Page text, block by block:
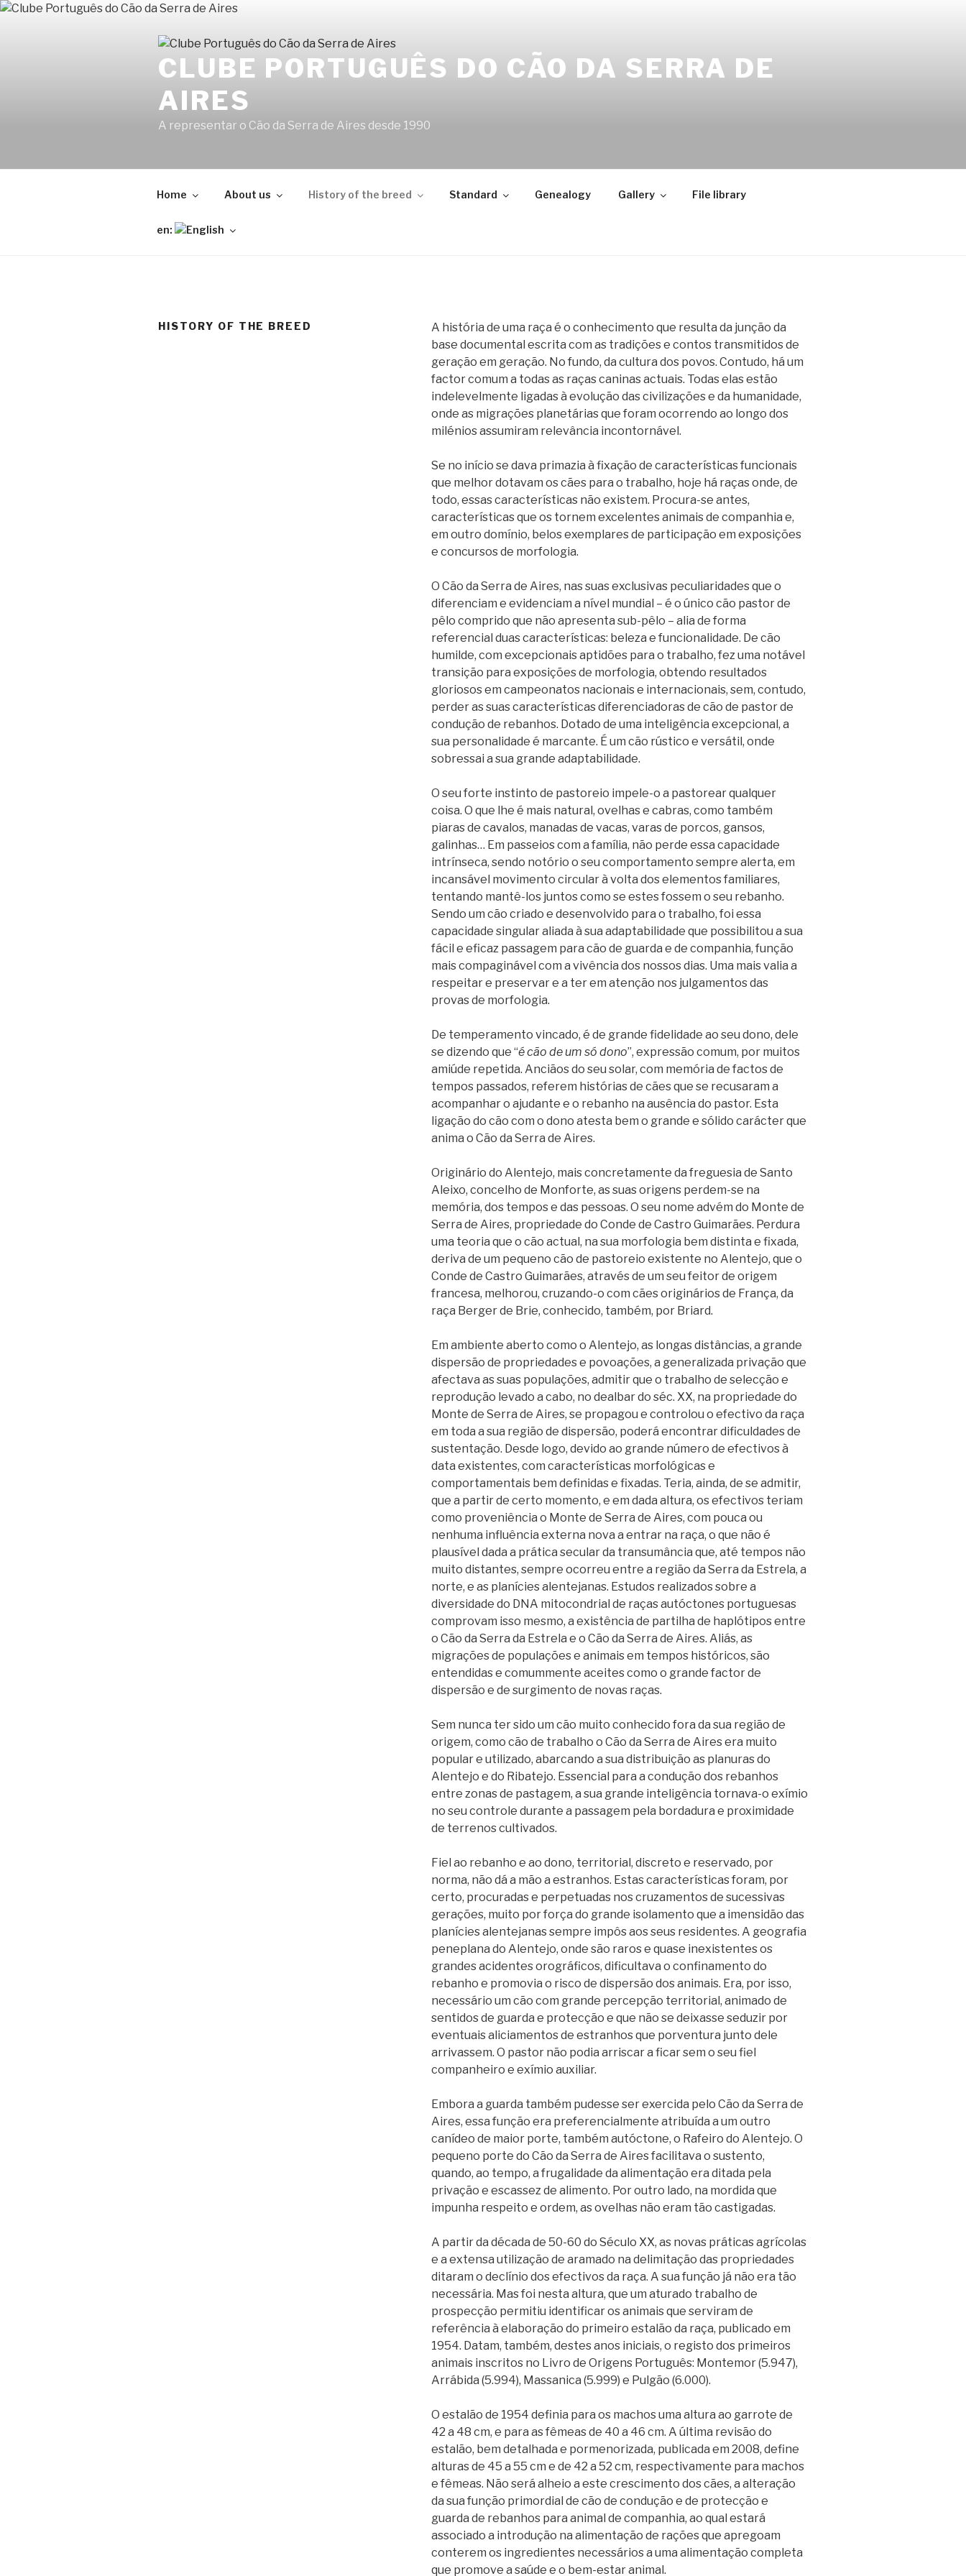
Skip
CLUBE PORTUGUÊS DO CÃO DA SERRA DE
AIRES
A representar o Cão da Serra de Aires desde 1990
Home About us History of the breed Standard Genealogy Gallery File library
en:
HISTORY OF THE BREED
A história de uma raça é o conhecimento que resulta da junção da
base documental escrita com as tradições e contos transmitidos de
geração em geração. No fundo, da cultura dos povos. Contudo, há um
factor comum a todas as raças caninas actuais. Todas elas estão
indelevelmente ligadas à evolução das civilizações e da humanidade,
onde as migrações planetárias que foram ocorrendo ao longo dos
milénios assumiram relevância incontornável.
Se no início se dava primazia à fixação de características funcionais
que melhor dotavam os cães para o trabalho, hoje há raças onde, de
todo, essas características não existem. Procura-se antes,
características que os tornem excelentes animais de companhia e,
em outro domínio, belos exemplares de participação em exposições
e concursos de morfologia.
O Cão da Serra de Aires, nas suas exclusivas peculiaridades que o
diferenciam e evidenciam a nível mundial – é o único cão pastor de
pêlo comprido que não apresenta sub-pêlo – alia de forma
referencial duas características: beleza e funcionalidade. De cão
humilde, com excepcionais aptidões para o trabalho, fez uma notável
transição para exposições de morfologia, obtendo resultados
gloriosos em campeonatos nacionais e internacionais, sem, contudo,
perder as suas características diferenciadoras de cão de pastor de
condução de rebanhos. Dotado de uma inteligência excepcional, a
sua personalidade é marcante. É um cão rústico e versátil, onde
sobressai a sua grande adaptabilidade.
O seu forte instinto de pastoreio impele-o a pastorear qualquer
coisa. O que lhe é mais natural, ovelhas e cabras, como também
piaras de cavalos, manadas de vacas, varas de porcos, gansos,
galinhas… Em passeios com a família, não perde essa capacidade
intrínseca, sendo notório o seu comportamento sempre alerta, em
incansável movimento circular à volta dos elementos familiares,
tentando mantê-los juntos como se estes fossem o seu rebanho.
Sendo um cão criado e desenvolvido para o trabalho, foi essa
capacidade singular aliada à sua adaptabilidade que possibilitou a sua
fácil e eficaz passagem para cão de guarda e de companhia, função
mais compaginável com a vivência dos nossos dias. Uma mais valia a
respeitar e preservar e a ter em atenção nos julgamentos das
provas de morfologia.
De temperamento vincado, é de grande fidelidade ao seu dono, dele
se dizendo que “é cão de um só dono”, expressão comum, por muitos
amiúde repetida. Anciãos do seu solar, com memória de factos de
tempos passados, referem histórias de cães que se recusaram a
acompanhar o ajudante e o rebanho na ausência do pastor. Esta
ligação do cão com o dono atesta bem o grande e sólido carácter que
anima o Cão da Serra de Aires.
Originário do Alentejo, mais concretamente da freguesia de Santo
Aleixo, concelho de Monforte, as suas origens perdem-se na
memória, dos tempos e das pessoas. O seu nome advém do Monte de
Serra de Aires, propriedade do Conde de Castro Guimarães. Perdura
uma teoria que o cão actual, na sua morfologia bem distinta e fixada,
deriva de um pequeno cão de pastoreio existente no Alentejo, que o
Conde de Castro Guimarães, através de um seu feitor de origem
francesa, melhorou, cruzando-o com cães originários de França, da
raça Berger de Brie, conhecido, também, por Briard.
Em ambiente aberto como o Alentejo, as longas distâncias, a grande
dispersão de propriedades e povoações, a generalizada privação que
afectava as suas populações, admitir que o trabalho de selecção e
reprodução levado a cabo, no dealbar do séc. XX, na propriedade do
Monte de Serra de Aires, se propagou e controlou o efectivo da raça
em toda a sua região de dispersão, poderá encontrar dificuldades de
sustentação. Desde logo, devido ao grande número de efectivos à
data existentes, com características morfológicas e
comportamentais bem definidas e fixadas. Teria, ainda, de se admitir,
que a partir de certo momento, e em dada altura, os efectivos teriam
como proveniência o Monte de Serra de Aires, com pouca ou
nenhuma influência externa nova a entrar na raça, o que não é
plausível dada a prática secular da transumância que, até tempos não
muito distantes, sempre ocorreu entre a região da Serra da Estrela, a
norte, e as planícies alentejanas. Estudos realizados sobre a
diversidade do DNA mitocondrial de raças autóctones portuguesas
comprovam isso mesmo, a existência de partilha de haplótipos entre
o Cão da Serra da Estrela e o Cão da Serra de Aires. Aliás, as
migrações de populações e animais em tempos históricos, são
entendidas e comummente aceites como o grande factor de
dispersão e de surgimento de novas raças.
Sem nunca ter sido um cão muito conhecido fora da sua região de
origem, como cão de trabalho o Cão da Serra de Aires era muito
popular e utilizado, abarcando a sua distribuição as planuras do
Alentejo e do Ribatejo. Essencial para a condução dos rebanhos
entre zonas de pastagem, a sua grande inteligência tornava-o exímio
no seu controle durante a passagem pela bordadura e proximidade
de terrenos cultivados.
Fiel ao rebanho e ao dono, territorial, discreto e reservado, por
norma, não dá a mão a estranhos. Estas características foram, por
certo, procuradas e perpetuadas nos cruzamentos de sucessivas
gerações, muito por força do grande isolamento que a imensidão das
planícies alentejanas sempre impôs aos seus residentes. A geografia
peneplana do Alentejo, onde são raros e quase inexistentes os
grandes acidentes orográficos, dificultava o confinamento do
rebanho e promovia o risco de dispersão dos animais. Era, por isso,
necessário um cão com grande percepção territorial, animado de
sentidos de guarda e protecção e que não se deixasse seduzir por
eventuais aliciamentos de estranhos que porventura junto dele
arrivassem. O pastor não podia arriscar a ficar sem o seu fiel
companheiro e exímio auxiliar.
Embora a guarda também pudesse ser exercida pelo Cão da Serra de
Aires, essa função era preferencialmente atribuída a um outro
canídeo de maior porte, também autóctone, o Rafeiro do Alentejo. O
pequeno porte do Cão da Serra de Aires facilitava o sustento,
quando, ao tempo, a frugalidade da alimentação era ditada pela
privação e escassez de alimento. Por outro lado, na mordida que
impunha respeito e ordem, as ovelhas não eram tão castigadas.
A partir da década de 50-60 do Século XX, as novas práticas agrícolas
e a extensa utilização de aramado na delimitação das propriedades
ditaram o declínio dos efectivos da raça. A sua função já não era tão
necessária. Mas foi nesta altura, que um aturado trabalho de
prospecção permitiu identificar os animais que serviram de
referência à elaboração do primeiro estalão da raça, publicado em
1954. Datam, também, destes anos iniciais, o registo dos primeiros
animais inscritos no Livro de Origens Português: Montemor (5.947),
Arrábida (5.994), Massanica (5.999) e Pulgão (6.000).
O estalão de 1954 definia para os machos uma altura ao garrote de
42 a 48 cm, e para as fêmeas de 40 a 46 cm. A última revisão do
estalão, bem detalhada e pormenorizada, publicada em 2008, define
alturas de 45 a 55 cm e de 42 a 52 cm, respectivamente para machos
e fêmeas. Não será alheio a este crescimento dos cães, a alteração
da sua função primordial de cão de condução e de protecção e
guarda de rebanhos para animal de companhia, ao qual estará
associado a introdução na alimentação de rações que apregoam
conterem os ingredientes necessários a uma alimentação completa
que promove a saúde e o bem-estar animal.